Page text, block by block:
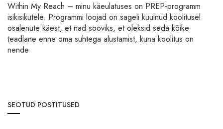
Within My Reach – minu käeulatuses on PREP-programm
isikisikutele. Programmi loojad on sageli kuulnud koolitusel
osalenute käest, et nad sooviks, et oleksid seda kõike
teadlane enne oma suhtega alustamist, kuna koolitus on
nende
SEOTUD POSTITUSED